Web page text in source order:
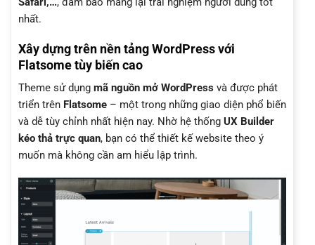
nhất.
Xây dựng trên nền tảng WordPress với
Flatsome tùy biến cao
Theme sử dụng mã nguồn mở WordPress và được phát
triển trên Flatsome – một trong những giao diện phổ biến
và dễ tùy chỉnh nhất hiện nay. Nhờ hệ thống UX Builder
kéo thả trực quan, bạn có thể thiết kế website theo ý
muốn mà không cần am hiểu lập trình.